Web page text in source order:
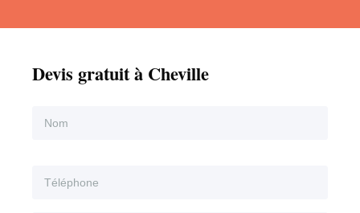
Devis gratuit à Cheville